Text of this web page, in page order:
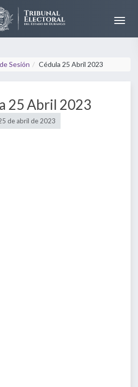
Sesión Cédula 25 Abril 2023
25 Abril 2023
de abril de 2023